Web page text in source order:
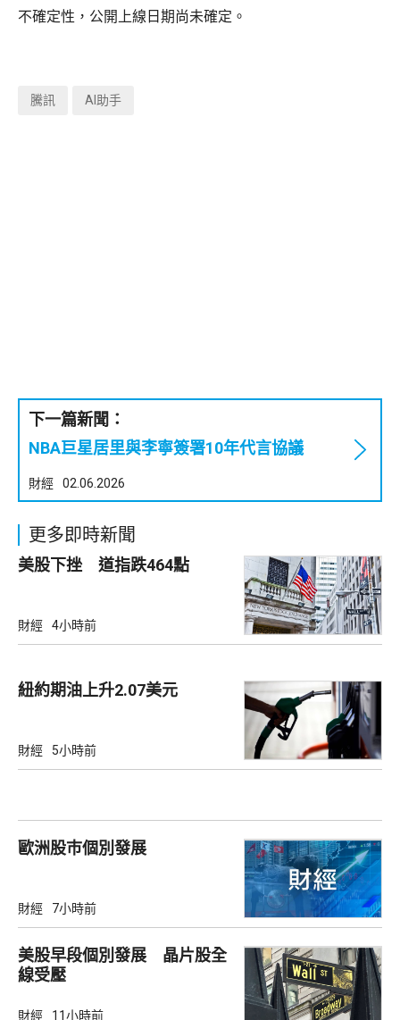
不確定性，公開上線日期尚未確定。
騰訊 AI助手
下一篇新聞：
NBA巨星居里與李寧簽署10年代言協議
財經 02.06.2026
更多即時新聞
美股下挫 道指跌464點
財經 4小時前
紐約期油上升2.07美元
財經 5小時前
歐洲股巿個別發展
財經 7小時前
美股早段個別發展 晶片股全
線受壓
財經 11小時前